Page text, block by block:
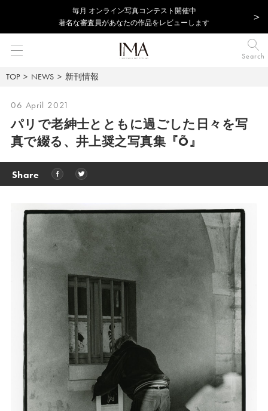
毎⽉ オンライン写真コンテスト開催中
著名な審査員があなたの作品をレビューします
Search
TOP NEWS 新刊情報
06 April 2021
パリで老紳士とともに過ごした日々を写
真で綴る、井上奨之写真集『Õ』
Share